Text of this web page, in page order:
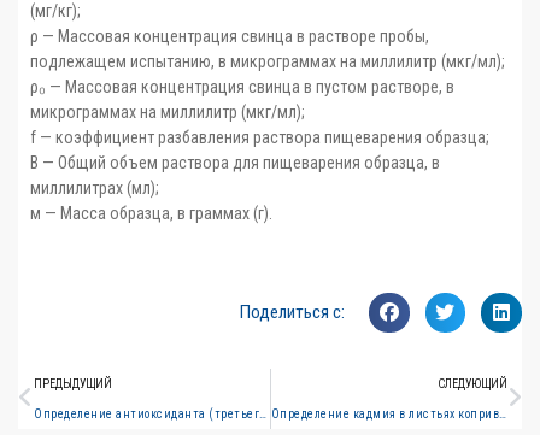
(мг/кг);
ρ — Массовая концентрация свинца в растворе пробы,
подлежащем испытанию, в микрограммах на миллилитр (мкг/мл);
ρ₀ — Массовая концентрация свинца в пустом растворе, в
микрограммах на миллилитр (мкг/мл);
f — коэффициент разбавления раствора пищеварения образца;
В — Общий объем раствора для пищеварения образца, в
миллилитрах (мл);
м — Масса образца, в граммах (г).
Поделиться с:
ПРЕДЫДУЩИЙ
Определение антиоксиданта (третьего бутилгидрохинона) в пищевых маслах – Метод жидкой хроматографии
СЛЕДУЮЩИЙ
Определение кадмия в листьях копривы (атомная флуоресцентная спектрометрия генерации гидридов)